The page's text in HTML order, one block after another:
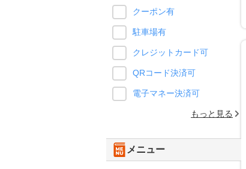
クーポン有
駐車場有
クレジットカード可
QRコード決済可
電子マネー決済可
もっと見る
メニュー